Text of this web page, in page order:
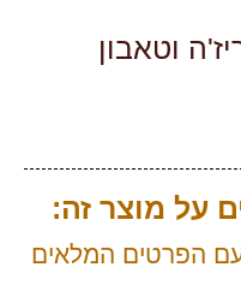
וטאבון
על מוצר זה:
הפרטים המלאים